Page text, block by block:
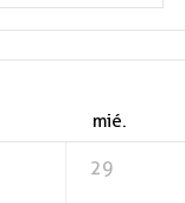
mié.
29